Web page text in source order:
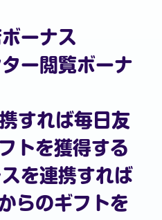
プに追加
ーナス
ー閲覧ボーナ
携すれば毎日友
トを獲得する
を連携すれば
らのギフトを